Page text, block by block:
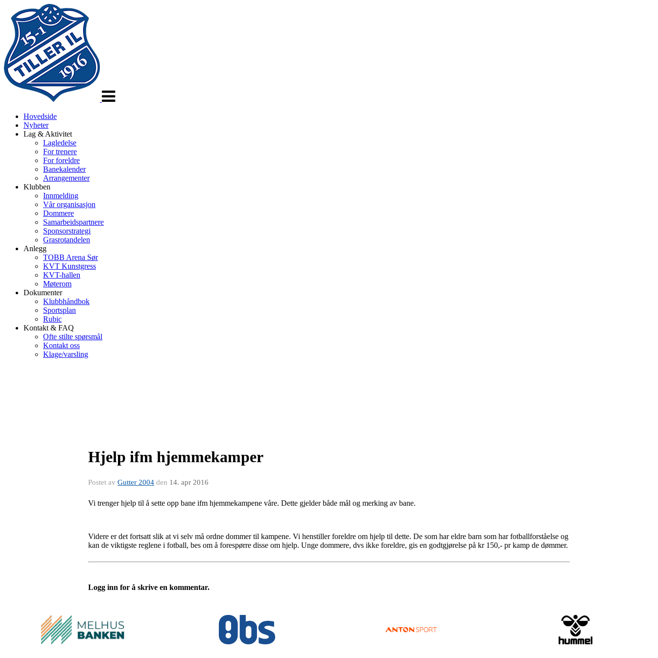
Hovedside
Nyheter
Lag & Aktivitet
Lagledelse
For trenere
For foreldre
Banekalender
Arrangementer
Klubben
Innmelding
Vår organisasjon
Dommere
Samarbeidspartnere
Sponsorstrategi
Grasrotandelen
Anlegg
TOBB Arena Sør
KVT Kunstgress
KVT-hallen
Møterom
Dokumenter
Klubbhåndbok
Sportsplan
Rubic
Kontakt & FAQ
Ofte stilte spørsmål
Kontakt oss
Klage/varsling
Hjelp ifm hjemmekamper
Postet av Gutter 2004 den 14. apr 2016
Vi trenger hjelp til å sette opp bane ifm hjemmekampene våre. Dette gjelder både mål og merking av bane.
Videre er det fortsatt slik at vi selv må ordne dommer til kampene. Vi henstiller foreldre om hjelp til dette. De som har eldre barn som har fotballforståelse og
kan de viktigste reglene i fotball, bes om å forespørre disse om hjelp. Unge dommere, dvs ikke foreldre, gis en godtgjørelse på kr 150,- pr kamp de dømmer.
Logg inn for å skrive en kommentar.